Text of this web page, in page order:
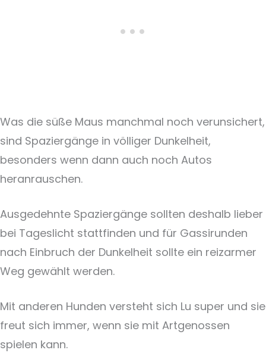
Was die süße Maus manchmal noch verunsichert,
sind Spaziergänge in völliger Dunkelheit,
besonders wenn dann auch noch Autos
heranrauschen.
Ausgedehnte Spaziergänge sollten deshalb lieber
bei Tageslicht stattfinden und für Gassirunden
nach Einbruch der Dunkelheit sollte ein reizarmer
Weg gewählt werden.
Mit anderen Hunden versteht sich Lu super und sie
freut sich immer, wenn sie mit Artgenossen
spielen kann.